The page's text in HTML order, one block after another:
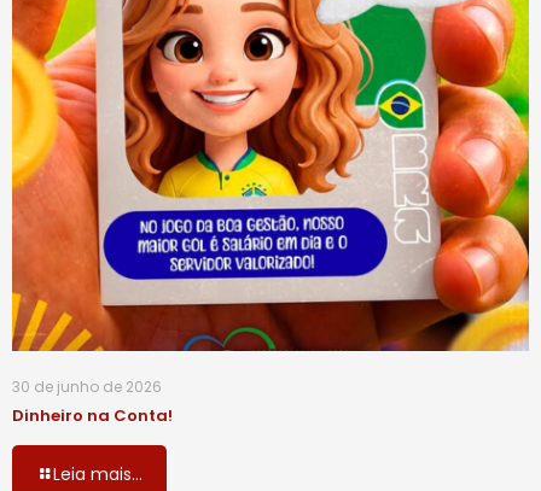
30 de junho de 2026
Dinheiro na Conta!
Leia mais...